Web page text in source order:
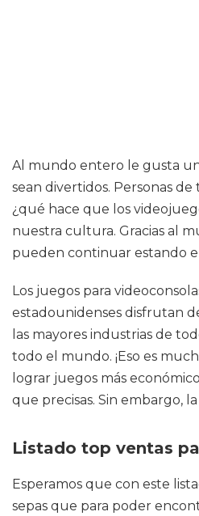
Al mundo entero le gusta
sean divertidos. Personas
¿qué hace que los
nuestra cultura. Gracias al
pueden continuar estando
Los juegos para
estadounidenses disfrutan
las mayores industrias de
todo el mundo. ¡Eso es
lograr juegos más
que precisas. Sin embargo,
Listado top ventas
Esperamos que con este
sepas que para poder